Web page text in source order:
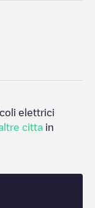
elettrici
citta in